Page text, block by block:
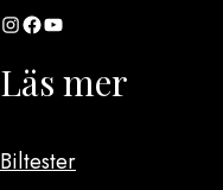
InstagramFacebook YouTube
Läs mer
Biltester